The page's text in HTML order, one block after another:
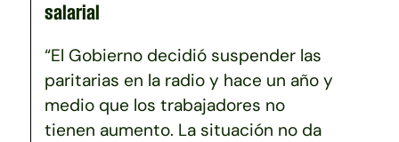
salarial
“El Gobierno decidió suspender las
paritarias en la radio y hace un año y
medio que los trabajadores no
tienen aumento. La situación no da